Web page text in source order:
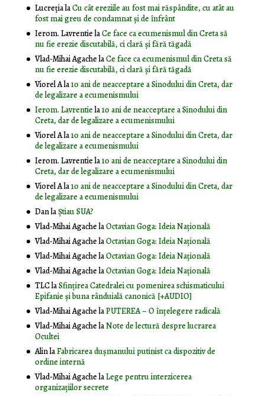
LucrețialaCu cât ereziile au fost mai răspândite, cu atât au
fost mai greu de condamnat și de înfrânt
Ierom. LavrentielaCe face ca ecumenismul din Creta să
nu fie erezie discutabilă, ci clară și fără tăgadă
Vlad-Mihai AgachelaCe face ca ecumenismul din Creta să
nu fie erezie discutabilă, ci clară și fără tăgadă
Viorel Ala10 ani de neacceptare a Sinodului din Creta, dar
de legalizare a ecumenismului
Ierom. Lavrentiela10 ani de neacceptare a Sinodului din
Creta, dar de legalizare a ecumenismului
Viorel Ala10 ani de neacceptare a Sinodului din Creta, dar
de legalizare a ecumenismului
Ierom. Lavrentiela10 ani de neacceptare a Sinodului din
Creta, dar de legalizare a ecumenismului
Viorel Ala10 ani de neacceptare a Sinodului din Creta, dar
de legalizare a ecumenismului
DanlaȘtiau SUA?
Vlad-Mihai AgachelaOctavian Goga: Ideia Naţională
Vlad-Mihai AgachelaOctavian Goga: Ideia Naţională
Vlad-Mihai AgachelaOctavian Goga: Ideia Naţională
Vlad-Mihai AgachelaOctavian Goga: Ideia Naţională
TLClaSfințirea Catedralei cu pomenirea schismaticului
Epifanie și buna rânduială canonică [+AUDIO]
Vlad-Mihai AgachelaPUTEREA – O înţelegere radicală
Vlad-Mihai AgachelaNote de lectură despre lucrarea
Ocultei
AlinlaFabricarea dușmanului putinist ca dispozitiv de
ordine internă
Vlad-Mihai AgachelaLege pentru interzicerea
organizaţiilor secrete